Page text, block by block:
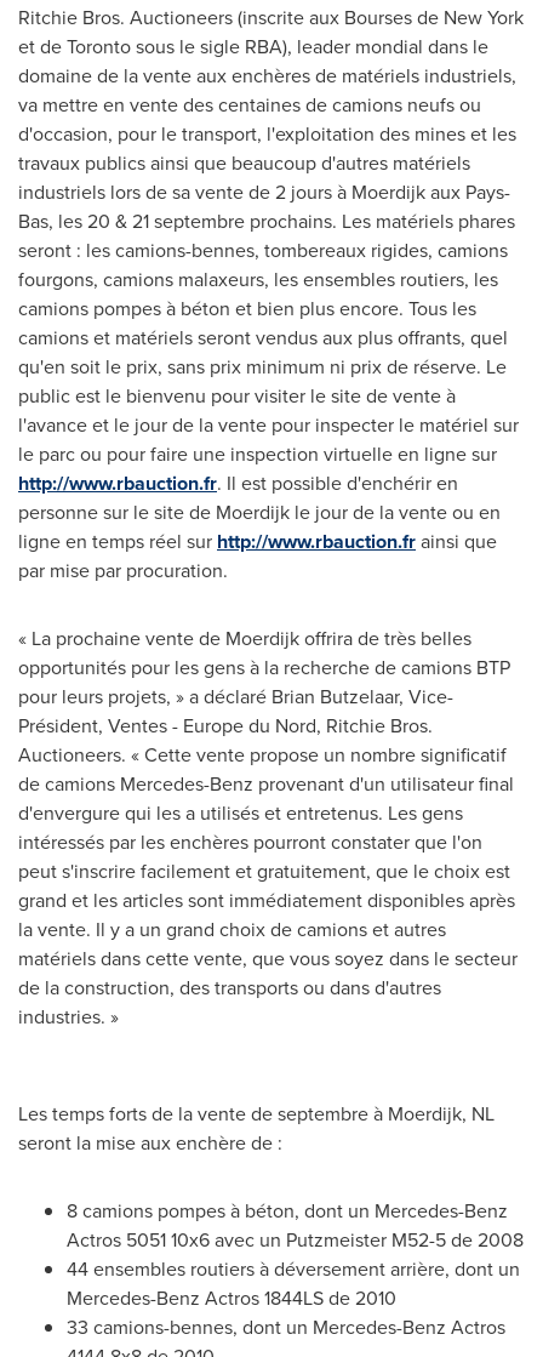
Ritchie Bros. Auctioneers (inscrite aux Bourses de New York
et deTorontosous le sigle RBA), leader mondial dans le
domaine de la vente aux enchères de matériels industriels,
va mettre en vente des centaines de camions neufs ou
d'occasion, pour le transport, l'exploitation des mines et les
travaux publics ainsi que beaucoup d'autres matériels
industriels lors de sa vente de 2 jours à Moerdijk aux Pays-
Bas, les 20 & 21 septembre prochains. Les matériels phares
seront : les camions-bennes, tombereaux rigides, camions
fourgons, camions malaxeurs, les ensembles routiers, les
camions pompes à béton et bien plus encore. Tous les
camions et matériels seront vendus aux plus offrants, quel
qu'en soit le prix, sans prix minimum ni prix de réserve. Le
public est le bienvenu pour visiter le site de vente à
l'avance et le jour de la vente pour inspecter le matériel sur
le parc ou pour faire une inspection virtuelle en ligne sur
http://www.rbauction.fr. Il est possible d'enchérir en
personne sur le site de Moerdijk le jour de la vente ou en
ligne en temps réel sur http://www.rbauction.frainsi que
par mise par procuration.
« La prochaine vente de Moerdijk offrira de très belles
opportunités pour les gens à la recherche de camions BTP
pour leurs projets, » a déclaré Brian Butzelaar, Vice-
Président, Ventes - Europedu Nord, Ritchie Bros.
Auctioneers. « Cette vente propose un nombre significatif
de camions Mercedes-Benz provenant d'un utilisateur final
d'envergure qui les a utilisés et entretenus. Les gens
intéressés par les enchères pourront constater que l'on
peut s'inscrire facilement et gratuitement, que le choix est
grand et les articles sont immédiatement disponibles après
la vente. Il y a un grand choix de camions et autres
matériels dans cette vente, que vous soyez dans le secteur
de la construction, des transports ou dans d'autres
industries. »
Les temps forts de la vente de septembre à Moerdijk, NL
seront la mise aux enchère de :
8 camions pompes à béton, dont un Mercedes-Benz
Actros 5051 10x6 avec un Putzmeister M52-5 de 2008
44 ensembles routiers à déversement arrière, dont un
Mercedes-Benz Actros 1844LS de 2010
33 camions-bennes, dont un Mercedes-Benz Actros